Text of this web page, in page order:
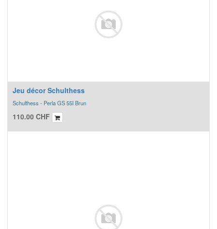
Jeu décor Schulthess
Schulthess - Perla GS 55I Brun
110.00 CHF